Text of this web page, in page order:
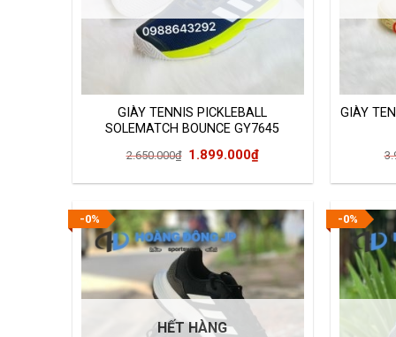
GIÀY TENNIS PICKLEBALL
SOLEMATCH BOUNCE GY7645
2.650.000₫ Giá
2.650.000₫.
1.899.000₫Giá
là:
1.899.000₫.
GIÀY
-0%
HẾT HÀNG
-0%